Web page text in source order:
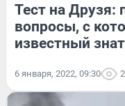
Тест на Друзя:
вопросы, с
известный
6 января, 2022, 09:30